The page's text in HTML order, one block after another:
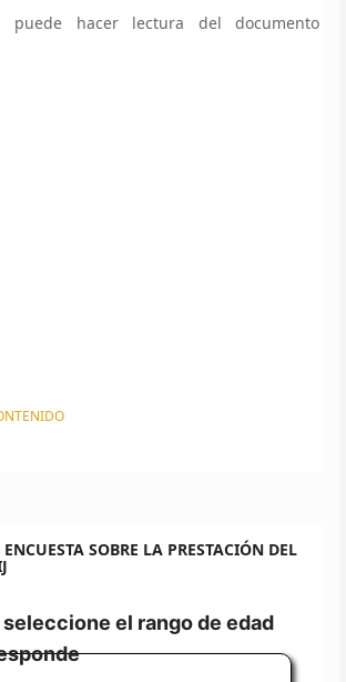
puede hacer lectura del documento
SOBRE LA PRESTACIÓN DEL